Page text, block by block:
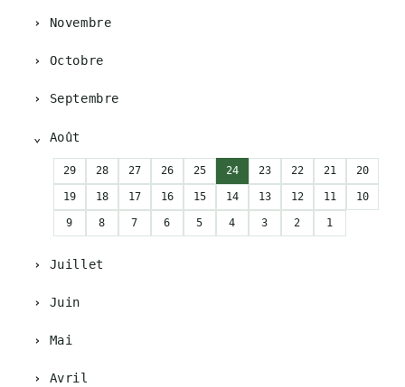
Novembre
Octobre
Septembre
Août
29 28 27 26 25 24 23 22 21 20
19 18 17 16 15 14 13 12 11 10
9 8 7 6 5 4 3 2 1
Juillet
Juin
Mai
Avril